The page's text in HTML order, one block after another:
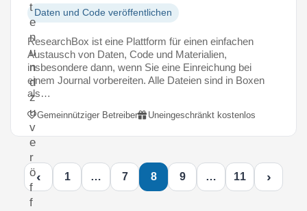
t
e
n
u
n
d
z
u
v
e
r
ö
f
f
Daten und Code veröffentlichen
ResearchBox ist eine Plattform für einen einfachen
Austausch von Daten, Code und Materialien,
insbesondere dann, wenn Sie eine Einreichung bei
einem Journal vorbereiten. Alle Dateien sind in Boxen
als…
Gemeinnütziger Betreiber Uneingeschränkt kostenlos
‹ 1 … 7 8 9 … 11 ›